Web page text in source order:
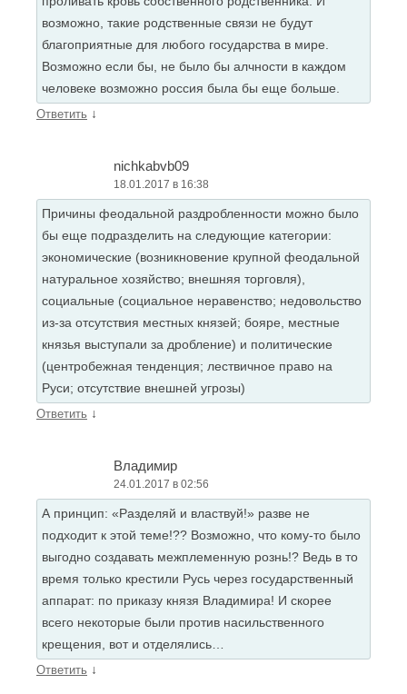
возможно, такие родственные связи не будут
благоприятные для любого государства в мире.
Возможно если бы, не было бы алчности в каждом
человеке возможно россия была бы еще больше.
Ответить ↓
nichkabvb09
18.01.2017 в 16:38
Причины феодальной раздробленности можно было
бы еще подразделить на следующие категории:
экономические (возникновение крупной феодальной
натуральное хозяйство; внешняя торговля),
социальные (социальное неравенство; недовольство
из-за отсутствия местных князей; бояре, местные
князья выступали за дробление) и политические
(центробежная тенденция; лествичное право на
Руси; отсутствие внешней угрозы)
Ответить ↓
Владимир
24.01.2017 в 02:56
А принцип: «Разделяй и властвуй!» разве не
подходит к этой теме!?? Возможно, что кому-то было
выгодно создавать межплеменную рознь!? Ведь в то
время только крестили Русь через государственный
аппарат: по приказу князя Владимира! И скорее
всего некоторые были против насильственного
крещения, вот и отделялись…
Ответить ↓